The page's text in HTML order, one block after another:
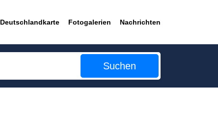
Deutschlandkarte Fotogalerien Nachrichten
Suchen